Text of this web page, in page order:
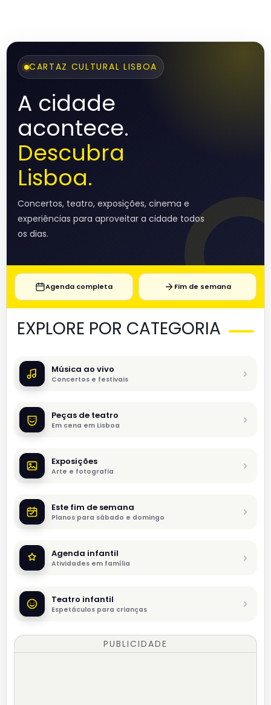
CARTAZ CULTURAL LISBOA
A cidade
acontece.
Descubra
Lisboa.
Concertos, teatro, exposições, cinema e
experiências para aproveitar a cidade todos
os dias.
Agenda completa Fim de semana
EXPLORE POR CATEGORIA
Música ao vivo
Concertos e festivais
Peças de teatro
Em cena em Lisboa
Exposições
Arte e fotografia
Este fim de semana
Planos para sábado e domingo
Agenda infantil
Atividades em família
Teatro infantil
Espetáculos para crianças
PUBLICIDADE